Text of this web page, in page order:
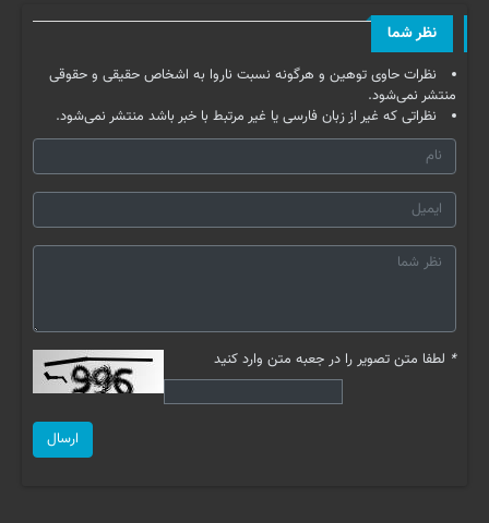
نظر شما
نظرات حاوی توهین و هرگونه نسبت ناروا به اشخاص حقیقی و حقوقی
منتشر نمی‌شود.
نظراتی که غیر از زبان فارسی یا غیر مرتبط با خبر باشد منتشر نمی‌شود.
* لطفا متن تصویر را در جعبه متن وارد کنید
ارسال